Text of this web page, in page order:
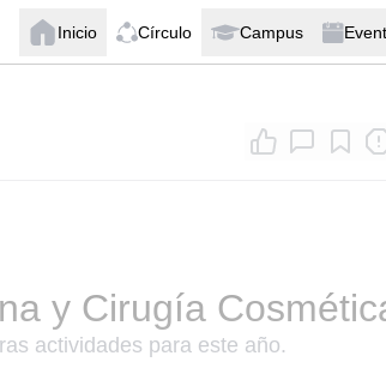
Inicio Círculo Campus
y Cirugía
actividades para este año.